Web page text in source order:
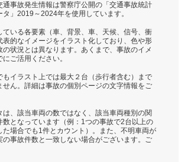
通事故発生情報は警察庁公開の「交通事故統計
」2019～2024年を使用しています。
ている各要素（車、背景、車、天候、信号、衝
表的なイメージをイラスト化しており、色や形
状況とは異なります。あくまで、事故のイメ
ご活用ください。
もイラスト上では最大２台（歩行者含む）まで
せん。詳細は事故の個別ページの文字情報をご
は、該当車両の数ではなく、該当車両種別の関
数となっています（例：1つの事故で2台以上の
た場合でも1件とカウント）。また、不明車両が
の事故件数と一致しない場合がございます。ご